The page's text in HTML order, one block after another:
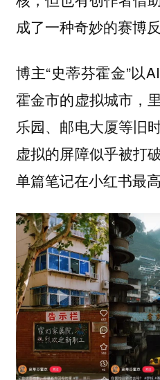
成了一种奇妙的赛博反
博主“史蒂芬霍金”以
霍金市的虚拟城市，
乐园、邮电大厦等旧
虚拟的屏障似乎被打
单篇笔记在小红书最